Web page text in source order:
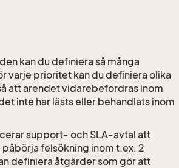
kan du definiera så många
varje prioritet kan du definiera olika
att ärendet vidarebefordras inom
inte har lästs eller behandlats inom
support- och SLA-avtal att
felsökning inom t.ex. 2
definiera åtgärder som gör att